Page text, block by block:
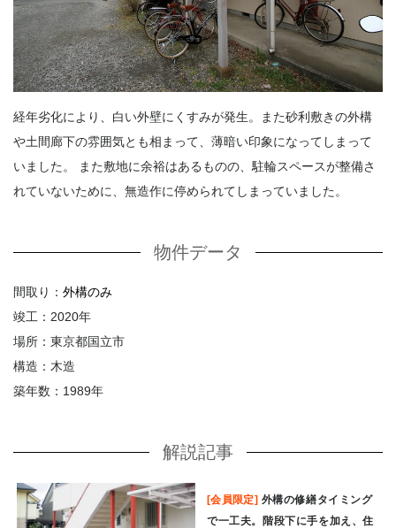
経年劣化により、白い外壁にくすみが発生。また砂利敷きの外構
や土間廊下の雰囲気とも相まって、薄暗い印象になってしまって
いました。 また敷地に余裕はあるものの、駐輪スペースが整備さ
れていないために、無造作に停められてしまっていました。
物件データ
間取り： 外構のみ
竣工：2020年
場所：東京都国立市
構造：木造
築年数：1989年
解説記事
[会員限定] 外構の修繕タイミング
で一工夫。階段下に手を加え、住